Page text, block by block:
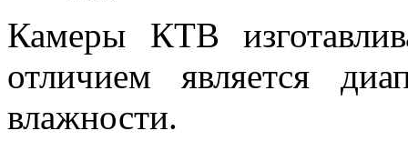
Камеры КТВ
отличием является
влажности.